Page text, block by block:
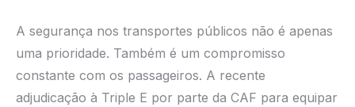
A segurança nos transportes públicos não é apenas
uma prioridade. Também é um compromisso
constante com os passageiros. A recente
adjudicação à Triple E por parte da CAF para equipar